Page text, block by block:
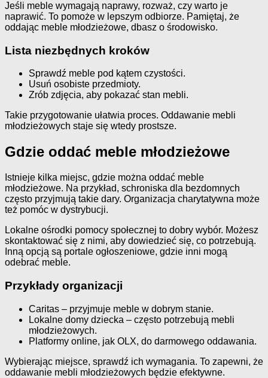
Jeśli meble wymagają naprawy, rozważ, czy warto je
naprawić. To pomoże w lepszym odbiorze. Pamiętaj, że
oddając meble młodzieżowe, dbasz o środowisko.
Lista niezbędnych kroków
Sprawdź meble pod kątem czystości.
Usuń osobiste przedmioty.
Zrób zdjęcia, aby pokazać stan mebli.
Takie przygotowanie ułatwia proces. Oddawanie mebli
młodzieżowych staje się wtedy prostsze.
Gdzie oddać meble młodzieżowe
Istnieje kilka miejsc, gdzie można oddać meble
młodzieżowe. Na przykład, schroniska dla bezdomnych
często przyjmują takie dary. Organizacja charytatywna może
też pomóc w dystrybucji.
Lokalne ośrodki pomocy społecznej to dobry wybór. Możesz
skontaktować się z nimi, aby dowiedzieć się, co potrzebują.
Inną opcją są portale ogłoszeniowe, gdzie inni mogą
odebrać meble.
Przykłady organizacji
Caritas – przyjmuje meble w dobrym stanie.
Lokalne domy dziecka – często potrzebują mebli
młodzieżowych.
Platformy online, jak OLX, do darmowego oddawania.
Wybierając miejsce, sprawdź ich wymagania. To zapewni, że
oddawanie mebli młodzieżowych będzie efektywne.